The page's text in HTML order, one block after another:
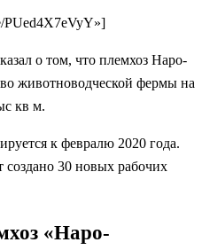
PUed4X7eVyY»]
о том, что племхоз Наро-
животноводческой фермы на
кв м.
к февралю 2020 года.
создано 30 новых рабочих
«Наро-